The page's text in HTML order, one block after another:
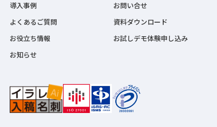
導入事例
よくあるご質問
お役立ち情報
お知らせ
お問い合せ
資料ダウンロード
お試しデモ体験申し込み